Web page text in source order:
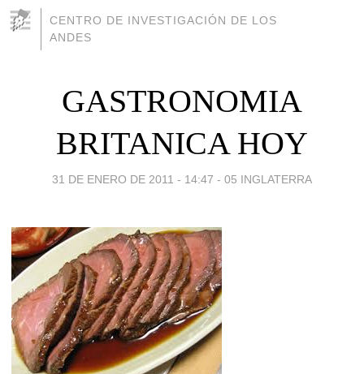
CENTRO DE INVESTIGACIÓN DE LOS
ANDES
GASTRONOMIA
BRITANICA HOY
31 DE ENERO DE 2011 - 14:47 - 05 INGLATERRA